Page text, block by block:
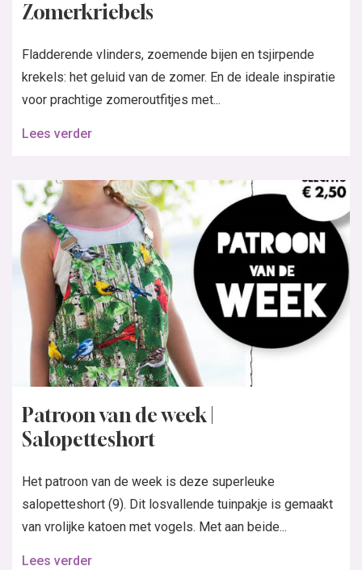
Zomerkriebels
Fladderende vlinders, zoemende bijen en tsjirpende
krekels: het geluid van de zomer. En de ideale inspiratie
voor prachtige zomeroutfitjes met...
Lees verder
Patroon van de week |
Salopetteshort
Het patroon van de week is deze superleuke
salopetteshort (9). Dit losvallende tuinpakje is gemaakt
van vrolijke katoen met vogels. Met aan beide...
Lees verder